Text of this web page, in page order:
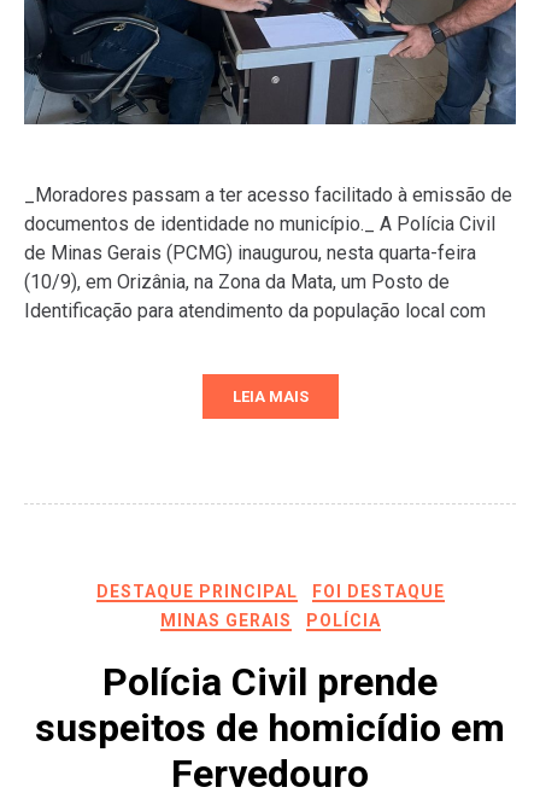
_Moradores passam a ter acesso facilitado à emissão de
documentos de identidade no município._ A Polícia Civil
de Minas Gerais (PCMG) inaugurou, nesta quarta-feira
(10/9), em Orizânia, na Zona da Mata, um Posto de
Identificação para atendimento da população local com
LEIA MAIS
DESTAQUE PRINCIPAL
FOI DESTAQUE
MINAS GERAIS
POLÍCIA
Polícia Civil prende
suspeitos de homicídio em
Fervedouro